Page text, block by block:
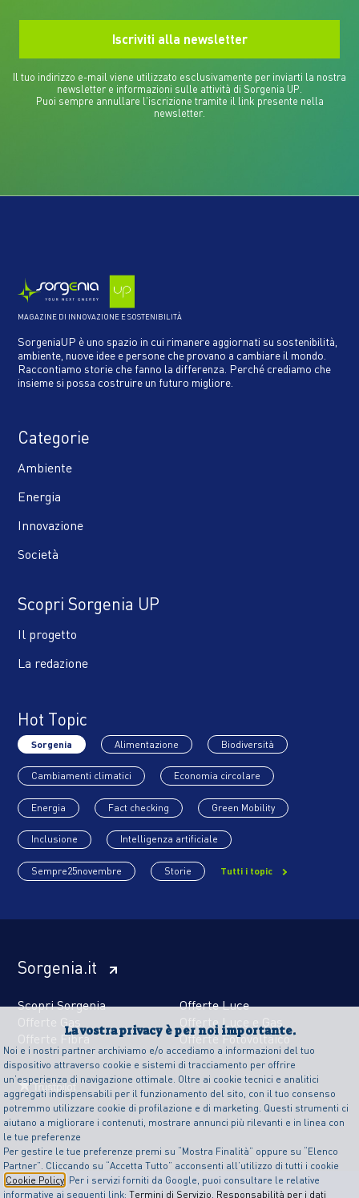
La vostra privacy è per noi importante.
Noi e i nostri partner archiviamo e/o accediamo a informazioni del tuo
dispositivo attraverso cookie e sistemi di tracciamento per offrire
un’esperienza di navigazione ottimale. Oltre ai cookie tecnici e analitici
aggregati indispensabili per il funzionamento del sito, con il tuo consenso
potremmo utilizzare cookie di profilazione e di marketing. Questi strumenti ci
aiutano a migliorare i contenuti, mostrare annunci più rilevanti e in linea con
le tue preferenze
Per gestire le tue preferenze premi su “Mostra Finalità” oppure su “Elenco
Partner”. Cliccando su “Accetta Tutto” acconsenti all’utilizzo di tutti i cookie
Cookie Policy . Per i servizi forniti da Google, puoi consultare le relative
informative ai seguenti link:Termini di Servizio, Responsabilità per i dati
Il tuo indirizzo e-mail viene utilizzato esclusivamente per inviarti la nostra
newsletter e informazioni sulle attività di Sorgenia UP.
Puoi sempre annullare l'iscrizione tramite il link presente nella
newsletter.
MAGAZINE DI INNOVAZIONE E SOSTENIBILITÀ
SorgeniaUP è uno spazio in cui rimanere aggiornati su sostenibilità,
ambiente, nuove idee e persone che provano a cambiare il mondo.
Raccontiamo storie che fanno la differenza. Perché crediamo che
insieme si possa costruire un futuro migliore.
Categorie
Ambiente
Energia
Innovazione
Società
Scopri Sorgenia UP
Il progetto
La redazione
Hot Topic
Sorgenia Alimentazione Biodiversità
Cambiamenti climatici Economia circolare
Energia Fact checking Green Mobility
Inclusione Intelligenza artificiale
Sempre25novembre Storie Tutti i topic
Sorgenia.it
Scopri Sorgenia
Offerte Luce
Offerte Gas
Offerte Luce e Gas
Offerte Fibra
Offerte Fotovoltaico